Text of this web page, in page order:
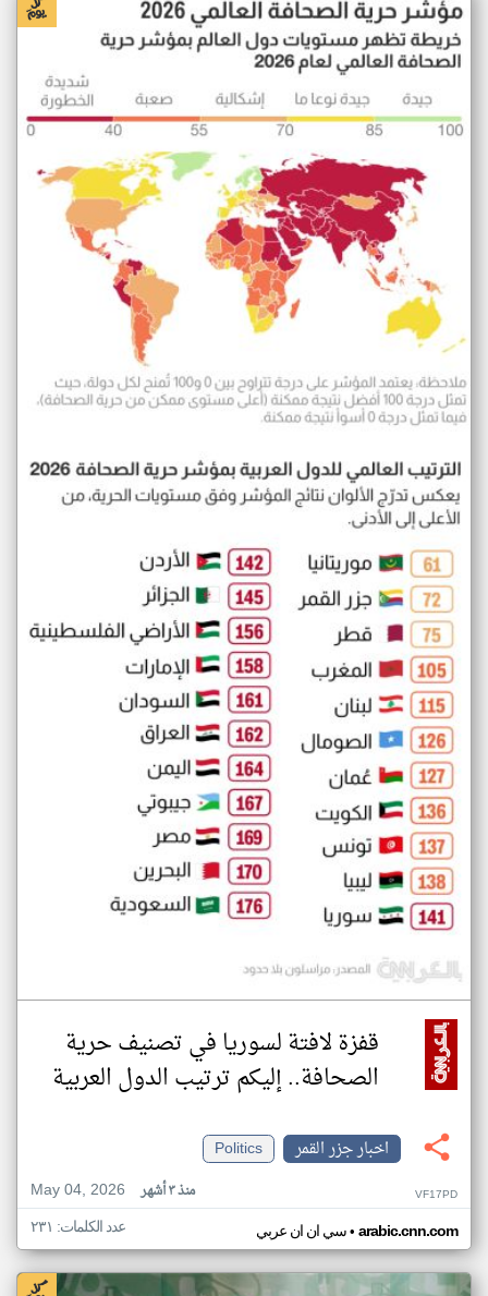
قفزة لافتة لسوريا في تصنيف حرية
الصحافة.. إليكم ترتيب الدول العربية
اخبار جزر القمر
Politics
May 04, 2026
منذ ٣ أشهر VF17PD
سي ان ان عربي• arabic.cnn.com عدد الكلمات: ٢٣١